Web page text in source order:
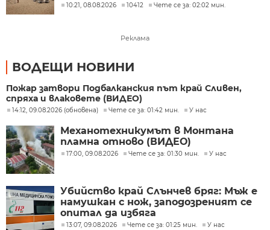
10:21, 08.08.2026 10412 Чете се за: 02:02 мин.
Реклама
ВОДЕЩИ НОВИНИ
Пожар затвори Подбалканския път край Сливен,
спряха и влаковете (ВИДЕО)
14:12, 09.08.2026 (обновена) Чете се за: 01:42 мин. У нас
Механотехникумът в Монтана
пламна отново (ВИДЕО)
17:00, 09.08.2026 Чете се за: 01:30 мин. У нас
Убийство край Слънчев бряг: Мъж е
намушкан с нож, заподозреният се
опитал да избяга
13:07, 09.08.2026 Чете се за: 01:25 мин. У нас